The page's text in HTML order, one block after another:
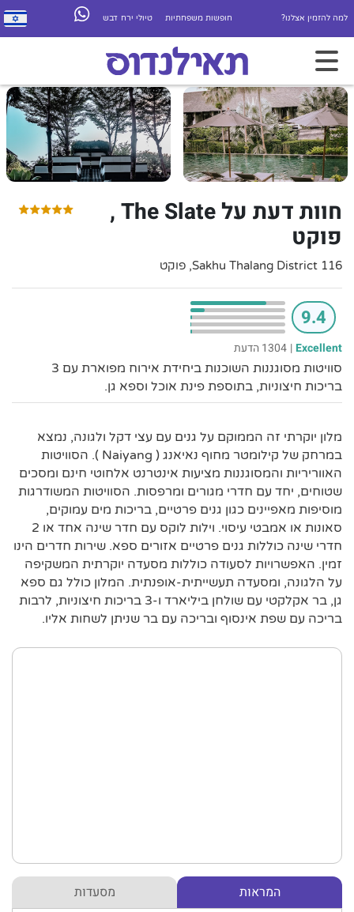
למה להזמין אצלנו? חופשות משפחתיות טיולי ירח דבש
חוות דעת על The Slate ,
פוקט
116 Sakhu Thalang District, פוקט
9.4
Excellent
| 1304 הדעת
סוויטות מסוגננות השוכנות ביחידת אירוח מפוארת עם 3
בריכות חיצוניות, בתוספת פינת אוכל וספא גן.
מלון יוקרתי זה הממוקם על גנים עם עצי דקל ולגונה, נמצא
במרחק של קילומטר מחוף נאיאנג ( Naiyang ). הסוויטות
האווריריות והמסוגננות מציעות אינטרנט אלחוטי חינם ומסכים
שטוחים, יחד עם חדרי מגורים ומרפסות. הסוויטות המשודרגות
מוסיפות מאפיינים כגון גנים פרטיים, בריכות מים עמוקים,
סאונות או אמבטי עיסוי. וילות לוקס עם חדר שינה אחד או 2
חדרי שינה כוללות גנים פרטיים אזורים ספא. שירות חדרים הינו
זמין. האפשרויות לסעודה כוללות מסעדה יוקרתית המשקיפה
על הלגונה, ומסעדה תעשייתית-אופנתית. המלון כולל גם ספא
גן, בר אקלקטי עם שולחן ביליארד ו-3 בריכות חיצוניות, לרבות
בריכה עם שפת אינסוף ובריכה עם בר שניתן לשחות אליו.
המראות מסעדות